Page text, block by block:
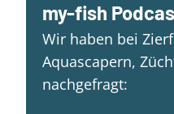
my-fish
Wir haben bei
Aquascapern,
nachgefragt: